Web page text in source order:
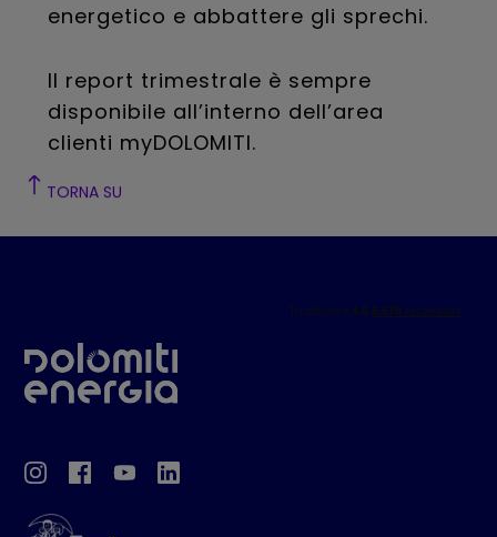
energetico e abbattere gli sprechi.
Il report trimestrale è sempre
disponibile all’interno dell’area
clienti myDOLOMITI.
TORNA SU